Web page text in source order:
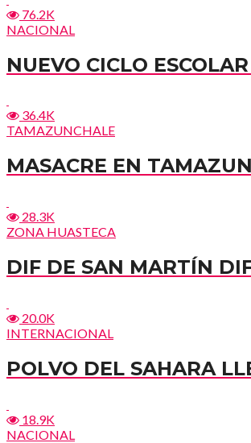
76.2K
NACIONAL
NUEVO CICLO
36.4K
TAMAZUNCHALE
MASACRE EN
28.3K
ZONA HUASTECA
DIF DE SAN MARTÍN
20.0K
INTERNACIONAL
POLVO DEL SAHARA
18.9K
NACIONAL